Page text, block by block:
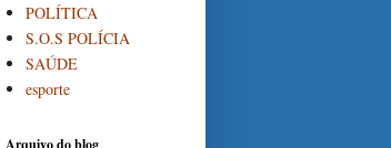
POLÍTICA
S.O.S POLÍCIA
SAÚDE
esporte